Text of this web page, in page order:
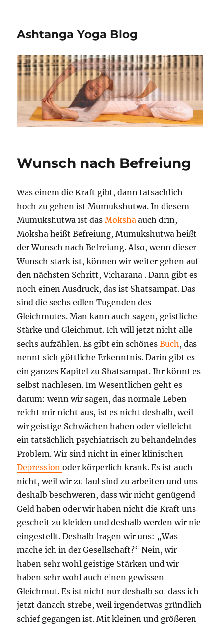
Ashtanga Yoga Blog
Wunsch nach Befreiung
Was einem die Kraft gibt, dann tatsächlich
hoch zu gehen ist Mumukshutwa. In diesem
Mumukshutwa ist dasMoksha auch drin,
Moksha heißt Befreiung, Mumukshutwa heißt
der Wunsch nach Befreiung. Also, wenn dieser
Wunsch stark ist, können wir weiter gehen auf
den nächsten Schritt, Vicharana . Dann gibt es
noch einen Ausdruck, das ist Shatsampat. Das
sind die sechs edlen Tugenden des
Gleichmutes. Man kann auch sagen, geistliche
Stärke und Gleichmut. Ich will jetzt nicht alle
sechs aufzählen. Es gibt ein schönesBuch , das
nennt sich göttliche Erkenntnis. Darin gibt es
ein ganzes Kapitel zu Shatsampat. Ihr könnt es
selbst nachlesen. Im Wesentlichen geht es
darum: wenn wir sagen, das normale Leben
reicht mir nicht aus, ist es nicht deshalb, weil
wir geistige Schwächen haben oder vielleicht
ein tatsächlich psychiatrisch zu behandelndes
Problem. Wir sind nicht in einer klinischen
Depressionoder körperlich krank. Es ist auch
nicht, weil wir zu faul sind zu arbeiten und uns
deshalb beschweren, dass wir nicht genügend
Geld haben oder wir haben nicht die Kraft uns
gescheit zu kleiden und deshalb werden wir nie
eingestellt. Deshalb fragen wir uns: „Was
mache ich in der Gesellschaft?“ Nein, wir
haben sehr wohl geistige Stärken und wir
haben sehr wohl auch einen gewissen
Gleichmut. Es ist nicht nur deshalb so, dass ich
jetzt danach strebe, weil irgendetwas gründlich
schief gegangen ist. Mit kleinen und größeren